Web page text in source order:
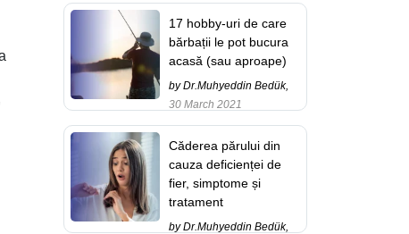
17 hobby-uri de care
bărbații le pot bucura
acasă (sau aproape)
by Dr.Muhyeddin Bedük,
30 March 2021
Căderea părului din
cauza deficienței de
fier, simptome și
tratament
by Dr.Muhyeddin Bedük,